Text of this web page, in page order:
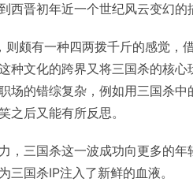
西晋初年近一个世纪风云变幻的
则颇有一种四两拨千斤的感觉，
种文化的跨界又将三国杀的核
场的错综复杂，例如用三国杀
之后又能有所反思。
，三国杀这一波成功向更多的
三国杀IP注入了新鲜的血液。